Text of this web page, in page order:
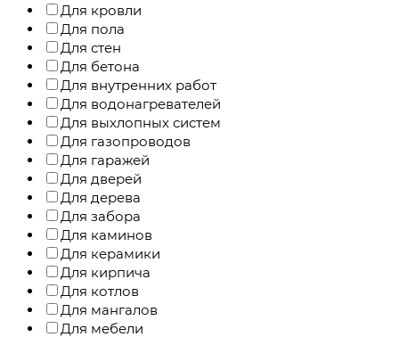
Для кровли
Для пола
Для стен
Для бетона
Для внутренних работ
Для водонагревателей
Для выхлопных систем
Для газопроводов
Для гаражей
Для дверей
Для дерева
Для забора
Для каминов
Для керамики
Для кирпича
Для котлов
Для мангалов
Для мебели